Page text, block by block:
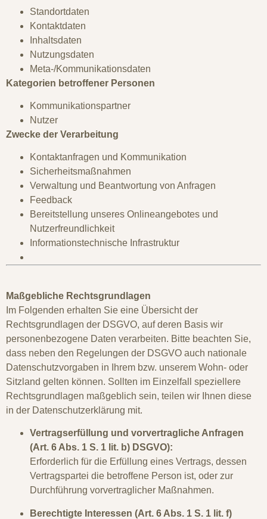
Standortdaten
Kontaktdaten
Inhaltsdaten
Nutzungsdaten
Meta-/Kommunikationsdaten
Kategorien betroffener Personen
Kommunikationspartner
Nutzer
Zwecke der Verarbeitung
Kontaktanfragen und Kommunikation
Sicherheitsmaßnahmen
Verwaltung und Beantwortung von Anfragen
Feedback
Bereitstellung unseres Onlineangebotes und
Nutzerfreundlichkeit
Informationstechnische Infrastruktur
Maßgebliche Rechtsgrundlagen
Im Folgenden erhalten Sie eine Übersicht der
Rechtsgrundlagen der DSGVO, auf deren Basis wir
personenbezogene Daten verarbeiten. Bitte beachten Sie,
dass neben den Regelungen der DSGVO auch nationale
Datenschutzvorgaben in Ihrem bzw. unserem Wohn- oder
Sitzland gelten können. Sollten im Einzelfall speziellere
Rechtsgrundlagen maßgeblich sein, teilen wir Ihnen diese
in der Datenschutzerklärung mit.
Vertragserfüllung und vorvertragliche Anfragen
(Art. 6 Abs. 1 S. 1 lit. b) DSGVO):
Erforderlich für die Erfüllung eines Vertrags, dessen
Vertragspartei die betroffene Person ist, oder zur
Durchführung vorvertraglicher Maßnahmen.
Berechtigte Interessen (Art. 6 Abs. 1 S. 1 lit. f)